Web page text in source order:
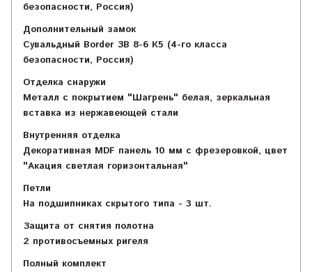
безопасности, Россия)
Дополнительный замок
Сувальдный Border ЗВ 8-6 К5 (4-го класса
безопасности, Россия)
Отделка снаружи
Металл с покрытием "Шагрень" белая, зеркальная
вставка из нержавеющей стали
Внутренняя отделка
Декоративная MDF панель 10 мм с фрезеровкой, цвет
"Акация светлая горизонтальная"
Петли
На подшипниках скрытого типа - 3 шт.
Защита от снятия полотна
2 противосъемных ригеля
Полный комплект